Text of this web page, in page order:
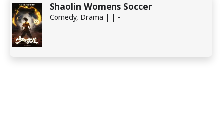
Shaolin Womens Soccer
Comedy, Drama | | -